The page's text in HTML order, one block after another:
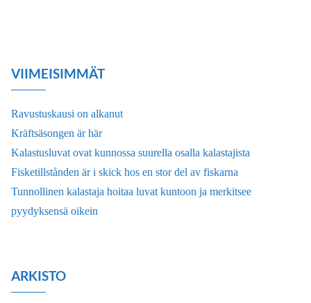
VIIMEISIMMÄT
Ravustuskausi on alkanut
Kräftsäsongen är här
Kalastusluvat ovat kunnossa suurella osalla kalastajista
Fisketillstånden är i skick hos en stor del av fiskarna
Tunnollinen kalastaja hoitaa luvat kuntoon ja merkitsee
pyydyksensä oikein
ARKISTO